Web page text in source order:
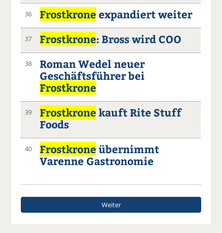
36 Frostkroneexpandiert weiter
37 Frostkrone: Bross wird COO
38
Roman Wedel neuer
Geschäftsführer bei
Frostkrone
39 Frostkronekauft Rite Stuff
Foods
40 Frostkroneübernimmt
Varenne Gastronomie
Weiter